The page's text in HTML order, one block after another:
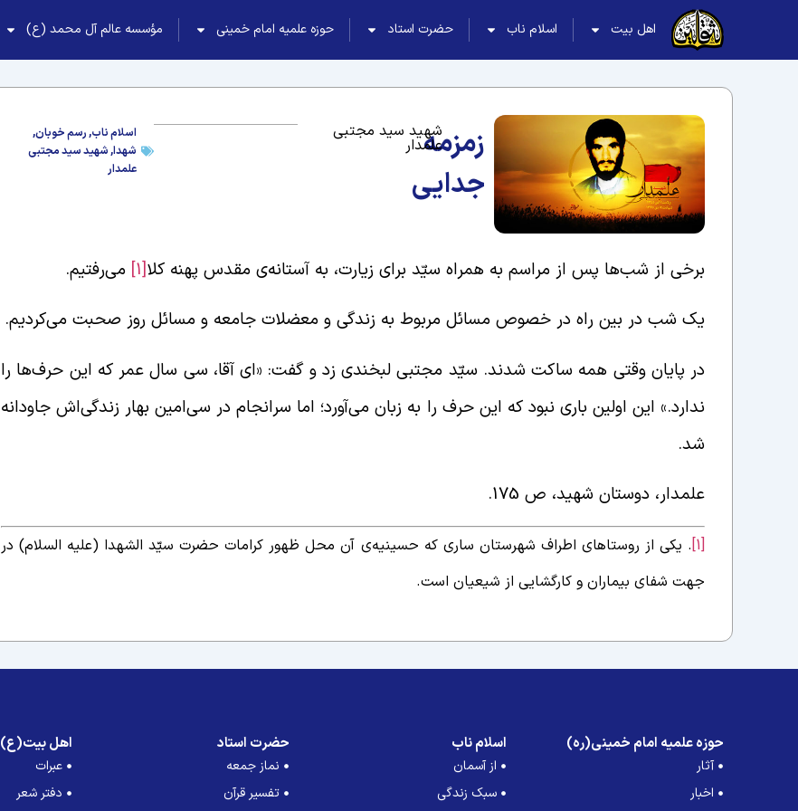
اهل بیت اسلام ناب حضرت استاد حوزه علمیه امام خمینی مؤسسه عالم آل محمد (ع)
زمزمه
جدایی
شهید سید مجتبی
علمدار
اسلام ناب,رسم خوبان,
شهدا,شهید سید مجتبی
علمدار
برخی از شب‌ها پس از مراسم به همراه سیّد برای زیارت، به آستانه‌ی مقدس پهنه کلا[1]
می‌رفتیم.
یک شب در بین راه در خصوص مسائل مربوط به زندگی و معضلات جامعه و مسائل روز صحبت می‌کردیم.
در پایان وقتی همه ساکت شدند. سیّد مجتبی لبخندی زد و گفت: «ای آقا، سی سال عمر که این حرف‌ها را
ندارد.» این اولین باری نبود که این حرف را به زبان می‌آورد؛ اما سرانجام در سی‌امین بهار زندگی‌اش جاودانه
شد.
علمدار، دوستان شهید، ص 175.
[1] . یکی از روستاهای اطراف شهرستان ساری که حسینیه‌ی آن محل ظهور کرامات حضرت سیّد الشهدا (علیه السلام) در
جهت شفای بیماران و کارگشایی از شیعیان است.
حوزه علمیه امام خمینی(ره)
آثار
اخبار
اسلام ناب
از آسمان
سبک زندگی
حضرت استاد
نماز جمعه
تفسیر قرآن
اهل بیت(ع)
عبرات
دفتر شعر